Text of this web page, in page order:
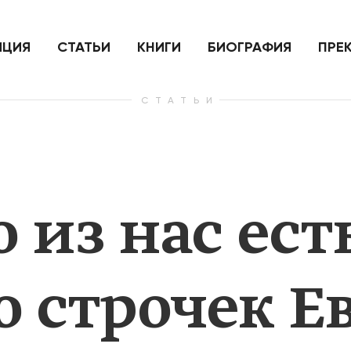
нанесенный по самим себе
СТАТЬИ КНИГИ БИОГРАФИЯ
СТАТЬИ
нас
строчек